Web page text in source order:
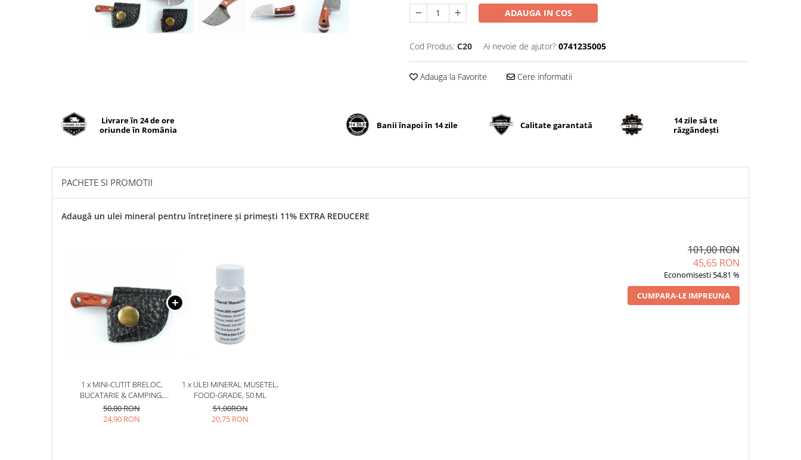
ADAUGA IN COS
Cod Produs: C20 Ai nevoie de ajutor? 0741235005
Adauga la Favorite Cere informatii
Livrare în 24 de ore
oriunde în România
Banii înapoi în 14 zile Calitate garantată
14 zile să te
răzgândești
PACHETE SI PROMOTII
Adaugă un ulei mineral pentru întreținere și primești 11% EXTRA REDUCERE
1 x MINI-CUTIT BRELOC,
BUCATARIE & CAMPING,
FINISAJ PATTERN DAMASC,
MANER LEMN, HUSA & CUTIE
50,00 RON
24,90 RON
1 x ULEI MINERAL MUSETEL,
FOOD-GRADE, 50 ML
51,00RON
20,75 RON
101,00 RON
45,65 RON
Economisesti 54,81 %
CUMPARA-LE IMPREUNA